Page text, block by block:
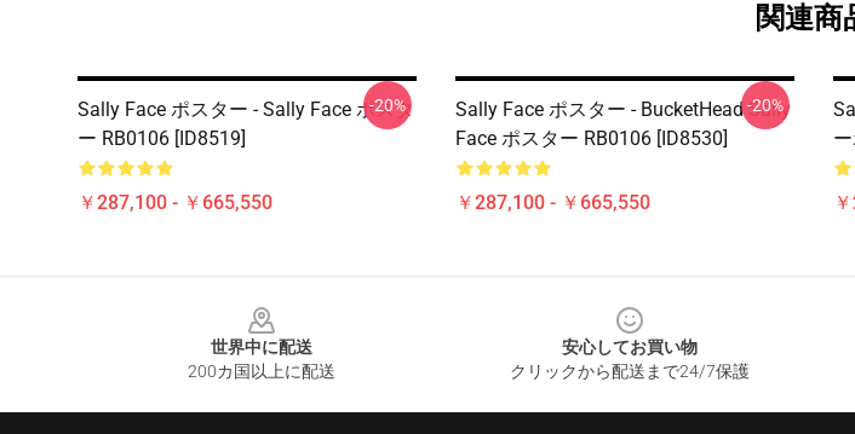
関連商
Sally Face ポスター - Sally Face ポスタ
ー RB0106 [ID8519]
￥287,100 - ￥665,550
-20%
Sally Face ポスター - BucketHead Sally
Face ポスター RB0106 [ID8530]
￥287,100 - ￥665,550
-20%
世界中に配送
200カ国以上に配送
安心してお買い物
クリックから配送まで24/7保護